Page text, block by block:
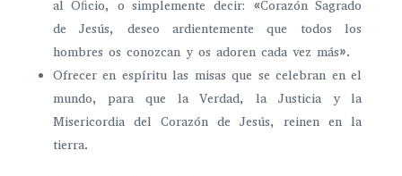
al Oﬁcio, o simplemente decir: «Corazón Sagrado
de Jesús, deseo ardientemente que todos los
hombres os conozcan y os adoren cada vez más».
Ofrecer en espíritu las misas que se celebran en el
mundo, para que la Verdad, la Justicia y la
Misericordia del Corazón de Jesús, reinen en la
tierra.